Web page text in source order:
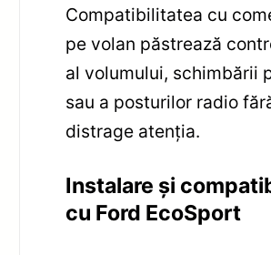
Compatibilitatea cu
pe volan păstrează
al volumului, schimbării
sau a posturilor radio
distrage atenția.
Instalare și
cu Ford EcoSport